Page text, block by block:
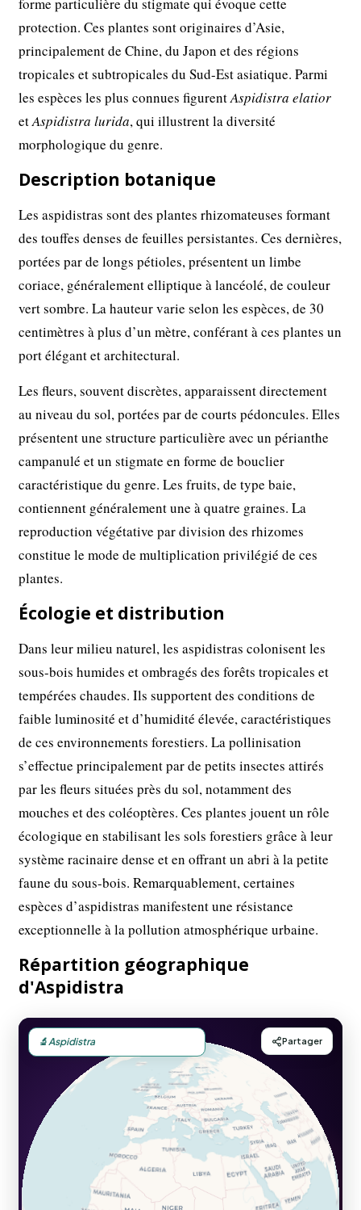
forme particulière du stigmate qui évoque cette
protection. Ces plantes sont originaires d’Asie,
principalement de Chine, du Japon et des régions
tropicales et subtropicales du Sud-Est asiatique. Parmi
les espèces les plus connues figurentAspidistra elatior
etAspidistra lurida, qui illustrent la diversité
morphologique du genre.
Description botanique
Les aspidistras sont des plantes rhizomateuses formant
des touffes denses de feuilles persistantes. Ces dernières,
portées par de longs pétioles, présentent un limbe
coriace, généralement elliptique à lancéolé, de couleur
vert sombre. La hauteur varie selon les espèces, de 30
centimètres à plus d’un mètre, conférant à ces plantes un
port élégant et architectural.
Les fleurs, souvent discrètes, apparaissent directement
au niveau du sol, portées par de courts pédoncules. Elles
présentent une structure particulière avec un périanthe
campanulé et un stigmate en forme de bouclier
caractéristique du genre. Les fruits, de type baie,
contiennent généralement une à quatre graines. La
reproduction végétative par division des rhizomes
constitue le mode de multiplication privilégié de ces
plantes.
Écologie et distribution
Dans leur milieu naturel, les aspidistras colonisent les
sous-bois humides et ombragés des forêts tropicales et
tempérées chaudes. Ils supportent des conditions de
faible luminosité et d’humidité élevée, caractéristiques
de ces environnements forestiers. La pollinisation
s’effectue principalement par de petits insectes attirés
par les fleurs situées près du sol, notamment des
mouches et des coléoptères. Ces plantes jouent un rôle
écologique en stabilisant les sols forestiers grâce à leur
système racinaire dense et en offrant un abri à la petite
faune du sous-bois. Remarquablement, certaines
espèces d’aspidistras manifestent une résistance
exceptionnelle à la pollution atmosphérique urbaine.
Répartition géographique
d'Aspidistra